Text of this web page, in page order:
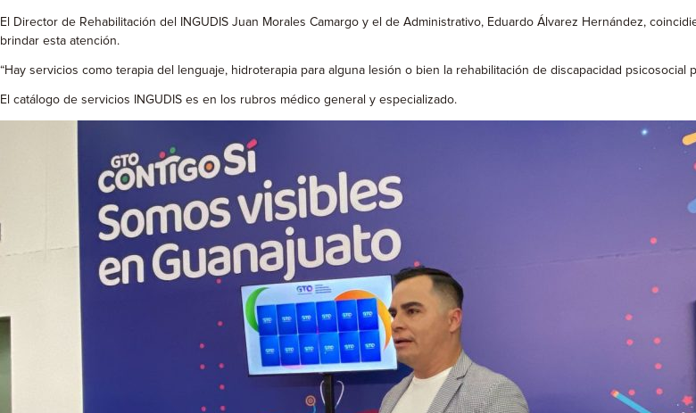
El Director de Rehabilitación del INGUDIS Juan Morales Camargo y el de Administrativo, Eduardo Álvarez Hernández,
brindar esta atención.
“Hay servicios como terapia del lenguaje, hidroterapia para alguna lesión o bien la rehabilitación de discapacidad
El catálogo de servicios INGUDIS es en los rubros médico general y especializado.